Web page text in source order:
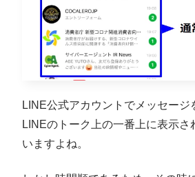
LINE公式アカウントでメッセージ
LINEのトーク上の一番上に表示さ
いますよね。